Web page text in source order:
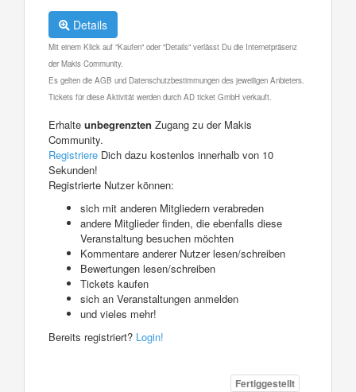
Details
Mit einem Klick auf "Kaufen" oder "Details" verlässt Du die Internetpräsenz
der Makis Community.
Es gelten die AGB und Datenschutzbestimmungen des jeweiligen Anbieters.
Tickets für diese Aktivität werden durch AD ticket GmbH verkauft.
Erhalte unbegrenzten Zugang zu der Makis
Community.
Registriere Dich dazu kostenlos innerhalb von 10
Sekunden!
Registrierte Nutzer können:
sich mit anderen Mitgliedern verabreden
andere Mitglieder finden, die ebenfalls diese
Veranstaltung besuchen möchten
Kommentare anderer Nutzer lesen/schreiben
Bewertungen lesen/schreiben
Tickets kaufen
sich an Veranstaltungen anmelden
und vieles mehr!
Bereits registriert? Login!
Fertiggestellt